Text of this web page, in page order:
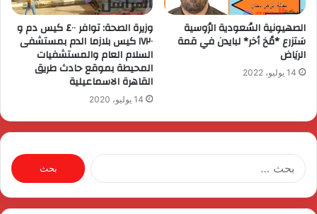
الصهيونية السُعودية الرُوسية
سَتزرع *مُخ أخر* لبايدن في قمة
الريَاض
14 يوليو، 2022
وزيرة الصحة: توافر ٤٠٠ كيس دم و
١٧٢٠ كيس بلازما الدم بمستشفى
السلام العام والمستشفيات
المحيطة بموقع حادث طريق
القاهرة الاسماعيلية
14 يوليو، 2020
البحث
عن: